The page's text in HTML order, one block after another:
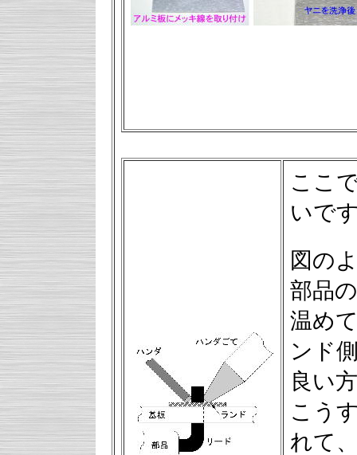
ここ
いで
図の
部品
温め
ンド
良い
こう
れて